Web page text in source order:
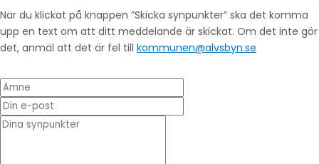
När du klickat på knappen ”Skicka synpunkter” ska det komma
upp en text om att ditt meddelande är skickat. Om det inte gör
det, anmäl att det är fel till kommunen@alvsbyn.se
Ämne
Din e-post
* Dina synpunkter